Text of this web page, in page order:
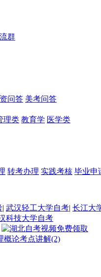
群
问答 美考问答
理类 教育学 医学类
转考办理 实践考核 毕业申
| 武汉轻工大学自考| 长江大
科技大学自考
概论考点讲解(2)